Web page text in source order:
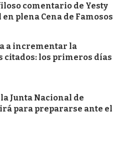
comentario de Yesty
plena Cena de Famosos
a incrementar la
citados: los primeros días
Junta Nacional de
para prepararse ante el